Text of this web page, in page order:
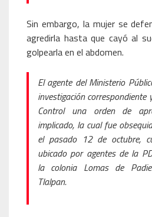
Sin embargo, la mujer se
agredirla hasta que cayó al
golpearla en el abdomen.
El agente del Ministerio
investigación correspondiente
Control una orden de
implicado, la cual fue
el pasado 12 de octubre,
ubicado por agentes de la
la colonia Lomas de
Tlalpan.